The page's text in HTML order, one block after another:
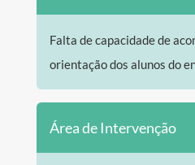
Falta de capacidade de
orientação dos alunos do
Área de Intervenção